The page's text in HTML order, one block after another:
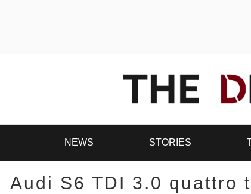
NEWS STORIES
Audi S6 TDI 3.0 quattro